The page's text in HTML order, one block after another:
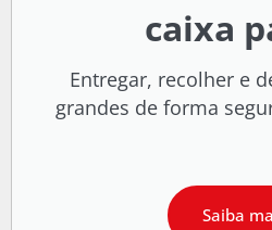
caixa
Entregar, recolher e
grandes de forma
Saiba